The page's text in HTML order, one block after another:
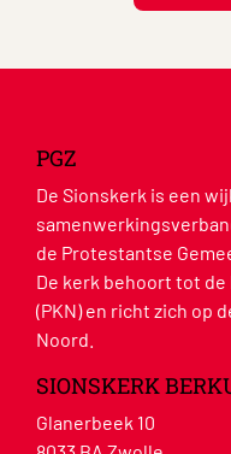
PGZ
De Sionskerk is een
de Protestantse
De kerk behoort tot
(PKN) en richt zich op
Noord.
SIONSKERK
Glanerbeek 10